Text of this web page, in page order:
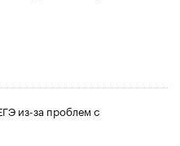
из-за проблем с